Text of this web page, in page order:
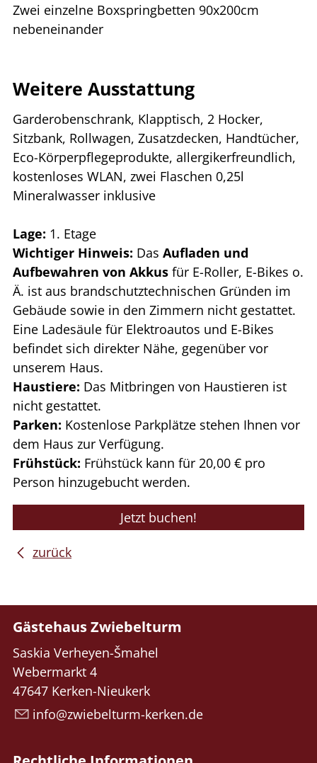
Zwei einzelne Boxspringbetten 90x200cm
nebeneinander
Weitere Ausstattung
Garderobenschrank, Klapptisch, 2 Hocker,
Sitzbank, Rollwagen, Zusatzdecken, Handtücher,
Eco-Körperpflegeprodukte, allergikerfreundlich,
kostenloses WLAN, zwei Flaschen 0,25l
Mineralwasser inklusive
Lage: 1. Etage
Wichtiger Hinweis: Das Aufladen und
Aufbewahren von Akkus für E-Roller, E-Bikes o.
Ä. ist aus brandschutztechnischen Gründen im
Gebäude sowie in den Zimmern nicht gestattet.
Eine Ladesäule für Elektroautos und E-Bikes
befindet sich direkter Nähe, gegenüber vor
unserem Haus.
Haustiere: Das Mitbringen von Haustieren ist
nicht gestattet.
Parken: Kostenlose Parkplätze stehen Ihnen vor
dem Haus zur Verfügung.
Frühstück: Frühstück kann für 20,00 € pro
Person hinzugebucht werden.
Jetzt buchen!
zurück
Gästehaus Zwiebelturm
Saskia Verheyen-Šmahel
Webermarkt 4
47647 Kerken-Nieukerk
info@zwiebelturm-kerken.de